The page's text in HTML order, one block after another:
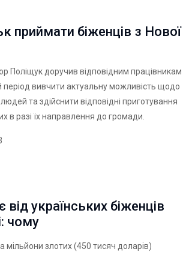
приймати біженців з Нової
Поліщук доручив відповідним працівникам
вивчити актуальну можливість щодо
та здійснити відповідні приготування
в разі їх направлення до громади.
українських біженців
чому
мільйони злотих (450 тисяч доларів)